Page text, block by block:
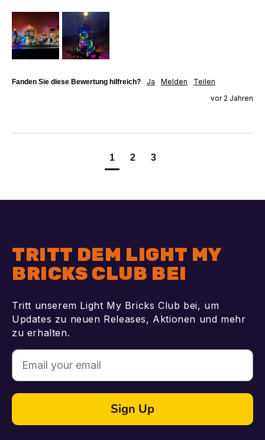
Fanden Sie diese Bewertung hilfreich? Ja Melden
Teilen
vor 2 Jahren
1 2 3
TRITT DEM LIGHT MY
BRICKS CLUB BEI
Tritt unserem Light My Bricks Club bei, um
Updates zu neuen Releases, Aktionen und mehr
zu erhalten.
Email
Sign Up